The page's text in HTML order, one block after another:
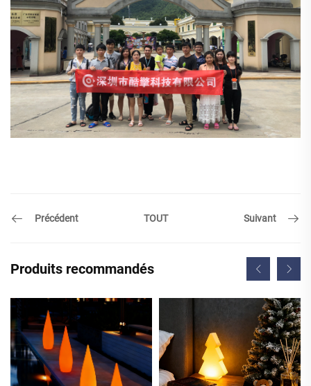
Précédent TOUT Suivant
Produits recommandés